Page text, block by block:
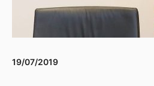
19/07/2019